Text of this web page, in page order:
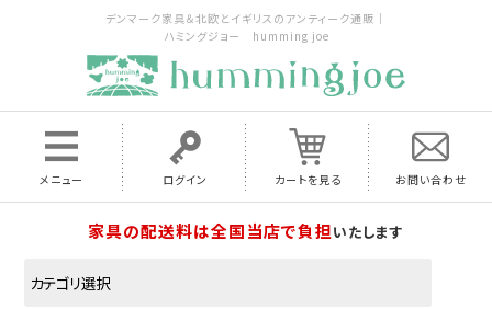
デンマーク家具＆北欧とイギリスのアンティーク通販｜
ハミングジョー humming joe
メニュー ログイン カートを見る お問い合わせ
家具の配送料は全国当店で負担いたします